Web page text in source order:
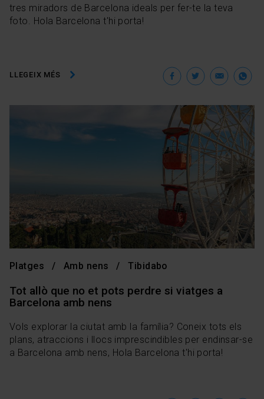
tres miradors de Barcelona ideals per fer-te la teva
foto. Hola Barcelona t'hi porta!
LLEGEIX MÉS Facebook
Twitter
Platges Amb nens Tibidabo
Tot allò que no et pots perdre si viatges a
Barcelona amb nens
Vols explorar la ciutat amb la família? Coneix tots els
plans, atraccions i llocs imprescindibles per endinsar-se
a Barcelona amb nens, Hola Barcelona t'hi porta!